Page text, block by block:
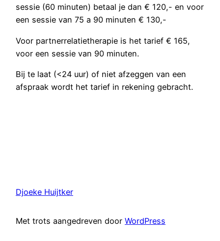
sessie (60 minuten) betaal je dan € 120,- en voor
een sessie van 75 a 90 minuten € 130,-
Voor partnerrelatietherapie is het tarief € 165,
voor een sessie van 90 minuten.
Bij te laat (<24 uur) of niet afzeggen van een
afspraak wordt het tarief in rekening gebracht.
Djoeke Huijtker
Met trots aangedreven door WordPress